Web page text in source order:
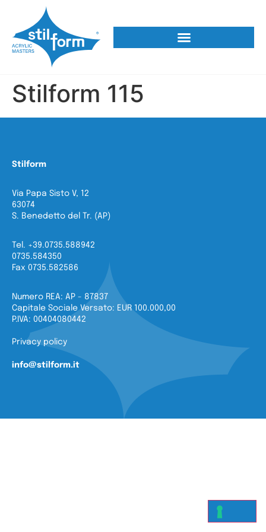
Stilform 115
Stilform
Via Papa Sisto V, 12
63074
S. Benedetto del Tr. (AP)
Tel. +39.0735.588942
0735.584350
Fax 0735.582586
Numero REA: AP - 87837
Capitale Sociale Versato: EUR 100.000,00
P.IVA: 00404080442
Privacy policy
info@stilform.it